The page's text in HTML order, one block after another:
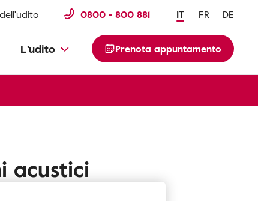
0800 - 800 881 IT FR DE
L'udito Prenota appuntamento
acustici